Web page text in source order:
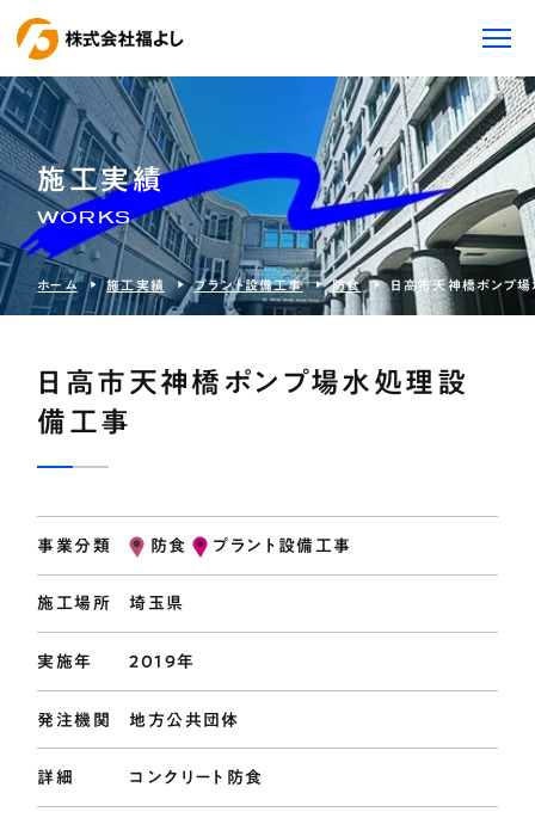
施工実績
WORKS
ホーム 施工実績 プラント設備工事 防食 日高市天神橋ポンプ
日高市天神橋ポンプ場水処理設
備工事
事業分類 防食 プラント設備工事
施工場所 埼玉県
実施年 2019年
発注機関 地方公共団体
詳細 コンクリート防食